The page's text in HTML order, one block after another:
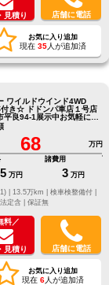
見積り 店舗に電話
お気に入り追加
現在 35人が追加済
ワイルドウインド4WD
き☆ ドドンパ車店１号店
平良94-1展示中お気軽にお
せください。
68
万円
万円
諸費用
3 万円
法定含 | 保証無
料／
見積り 店舗に電話
お気に入り追加
現在 6人が追加済